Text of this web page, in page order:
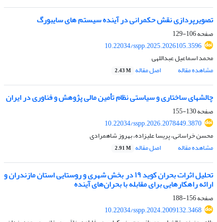
تصویرپردازی نقش حکمرانی در آینده سیستم های سایبورگ
صفحه106-129
10.22034/sspp.2025.2026105.3596
محمد اسماعیل عبداللهی
مشاهده مقاله
اصل مقاله 2.43 M
چالش‏های ساختاری و سیاستی نظام تأمین مالی پژوهش و فناوری در ایران
صفحه130-155
10.22034/sspp.2026.2078449.3870
محسن خراسانی، پریسا علیزاده، بهروز شاهمرادی
مشاهده مقاله
اصل مقاله 2.91 M
تحلیل اثرات بحران کوید ۱۹ در بخش شهری و روستایی استان مازندران و
ارائه راهکارهایی برای مقابله با بحران‌های آینده
صفحه156-188
10.22034/sspp.2024.2009132.3468